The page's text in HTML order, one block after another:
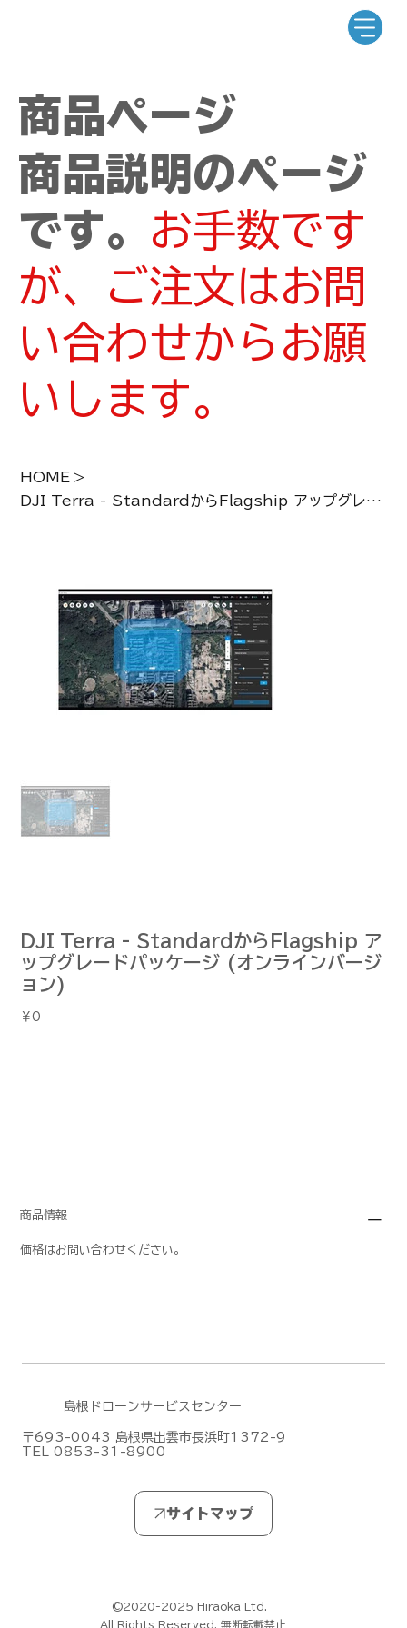
商品ページ
商品説明のページ
です。 お手数です
が、ご注文はお問
い合わせからお願
いします。
HOME >
DJI Terra - StandardからFlagship アップグレードパッケージ (オンラインバージョン)
DJI Terra - StandardからFlagship ア
ップグレードパッケージ (オンラインバージ
ョン)
価
格
￥0
商品情報
価格はお問い合わせください。
©2020-2025 Hiraoka Ltd.
All Rights Reserved. 無断転載禁止
島根ドローンサービスセンター
〒693-0043 島根県出雲市長浜町1372-9
TEL 0853-31-8900